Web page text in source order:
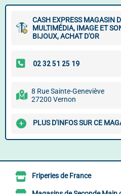
CASH EXPRESS MAGASIN
MULTIMÉDIA, IMAGE ET
BIJOUX, ACHAT D'OR
8 Rue Sainte-Geneviève
27200 Vernon
PLUS D'INFOS SUR CE
Friperies de France